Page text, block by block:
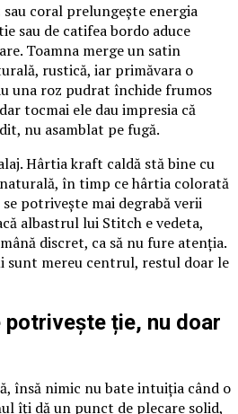
coral prelungește energia
sau de catifea bordo aduce
Toamna merge un satin
rustică, iar primăvara o
una roz pudrat închide frumos
tocmai ele dau impresia că
nu asamblat pe fugă.
Hârtia kraft caldă stă bine cu
în timp ce hârtia colorată
potrivește mai degrabă verii
albastrul lui Stitch e vedeta,
discret, ca să nu fure atenția.
sunt mereu centrul, restul doar le
potrivește ție, nu doar
însă nimic nu bate intuiția când o
îți dă un punct de plecare solid,